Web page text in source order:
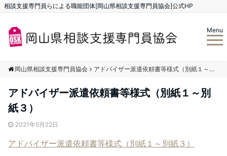
相談支援専門員らによる職能団体[岡山県相談支援専門員協会]公式HP
Menu
岡山県相談支援専門員協会 アドバイザー派遣依頼書等様式（別紙１～別紙３）
アドバイザー派遣依頼書等様式（別紙１～別
紙３）
2021年5月22日
アドバイザー派遣依頼書等様式（別紙１～別紙３）